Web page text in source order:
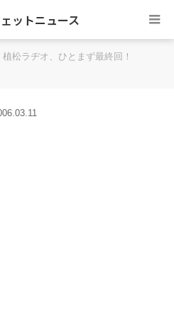
ットニュース
植松ラヂオ、ひとまず最終回！